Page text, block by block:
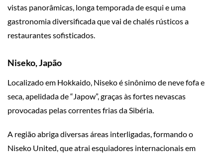
vistas panorâmicas, longa temporada de esqui e uma
gastronomia diversificada que vai de chalés rústicos a
restaurantes sofisticados.
Niseko, Japão
Localizado em Hokkaido, Niseko é sinônimo de neve fofa e
seca, apelidada de “Japow”, graças às fortes nevascas
provocadas pelas correntes frias da Sibéria.
A região abriga diversas áreas interligadas, formando o
Niseko United, que atrai esquiadores internacionais em